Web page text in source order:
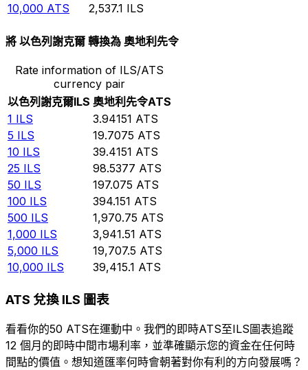
10,000 ATS 2,537.1 ILS
將 以色列謝克爾 轉換為 奧地利先令
Rate information of ILS/ATS
currency pair
以色列謝克爾ILS 奧地利先令ATS
1 ILS 3.94151 ATS
5 ILS 19.7075 ATS
10 ILS 39.4151 ATS
25 ILS 98.5377 ATS
50 ILS 197.075 ATS
100 ILS 394.151 ATS
500 ILS 1,970.75 ATS
1,000 ILS 3,941.51 ATS
5,000 ILS 19,707.5 ATS
10,000 ILS 39,415.1 ATS
ATS 兌換 ILS 圖表
看看你的50 ATS在運動中。我們的即時ATS至ILS圖表追蹤
12 個月的即時中間市場利率，並準確顯示您的資金在任何時
間點的價值。想知道匯率何時會朝著對你有利的方向發展嗎？